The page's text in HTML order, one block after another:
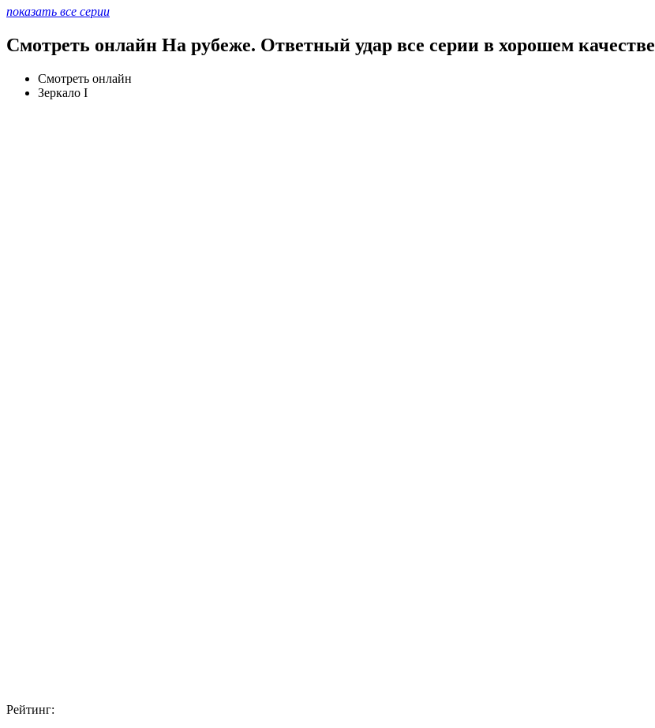
показать все серии
Смотреть онлайн На рубеже. Ответный удар все серии в хорошем качестве
Смотреть онлайн
Зеркало I
Рейтинг: